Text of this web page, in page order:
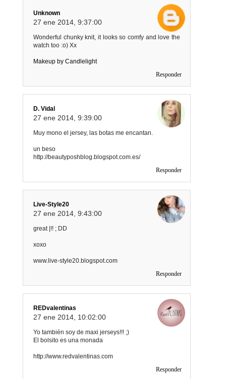
Unknown
27 ene 2014, 9:37:00
Wonderful chunky knit, it looks so comfy and love the
watch too :o) Xx
Makeup by Candlelight
Responder
D. Vidal
27 ene 2014, 9:39:00
Muy mono el jersey, las botas me encantan.
un beso
http://beautyposhblog.blogspot.com.es/
Responder
Live-Style20
27 ene 2014, 9:43:00
great |!! ; DD
xoxo
www.live-style20.blogspot.com
Responder
REDvalentinas
27 ene 2014, 10:02:00
Yo también soy de maxi jerseys!!! ;)
El bolsito es una monada
http://www.redvalentinas.com
Responder